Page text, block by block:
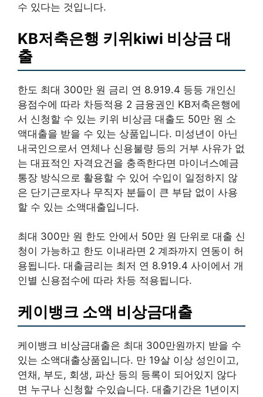
수 있다는 것입니다.
KB저축은행 키위kiwi 비상금 대
출
한도 최대 300만 원 금리 연 8.919.4 등등 개인신
용점수에 따라 차등적용 2 금융권인 KB저축은행에
서 신청할 수 있는 키위 비상금 대출도 50만 원 소
액대출을 받을 수 있는 상품입니다. 미성년이 아닌
내국인으로서 연체나 신용불량 등의 거부 사유가 없
는 대표적인 자격요건을 충족한다면 마이너스예금
통장 방식으로 활용할 수 있어 수입이 일정하지 않
은 단기근로자나 무직자 분들이 큰 부담 없이 사용
할 수 있는 소액대출입니다.
최대 300만 원 한도 안에서 50만 원 단위로 대출 신
청이 가능하고 한도 이내라면 2 계좌까지 연동이 허
용됩니다. 대출금리는 최저 연 8.919.4 사이에서 개
인별 신용점수에 따라 차등 적용됩니다.
케이뱅크 소액 비상금대출
케이뱅크 비상금대출은 최대 300만원까지 받을 수
있는 소액대출상품입니다. 만 19살 이상 성인이고,
연채, 부도, 회생, 파산 등의 등록이 되어있지 않다
면 누구나 신청할 수있습니다. 대출기간은 1년이지